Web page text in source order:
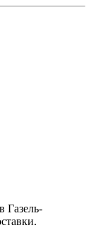
Газель-